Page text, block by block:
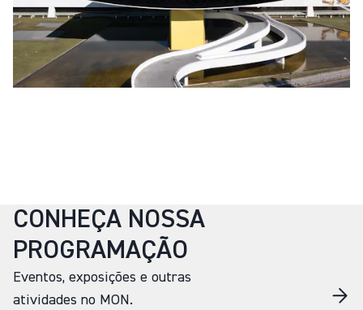
CONHEÇA NOSSA
PROGRAMAÇÃO
Eventos, exposições e outras
atividades no MON.